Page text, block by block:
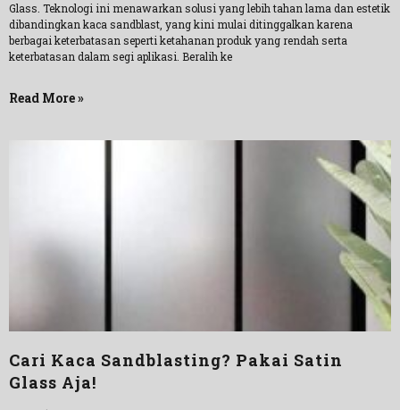
Glass. Teknologi ini menawarkan solusi yang lebih tahan lama dan estetik
dibandingkan kaca sandblast, yang kini mulai ditinggalkan karena
berbagai keterbatasan seperti ketahanan produk yang rendah serta
keterbatasan dalam segi aplikasi. Beralih ke
Read More »
Cari Kaca Sandblasting? Pakai Satin
Glass Aja!